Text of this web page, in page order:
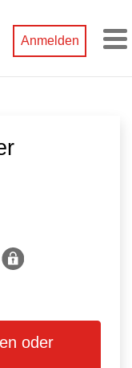
Anmelden
oder